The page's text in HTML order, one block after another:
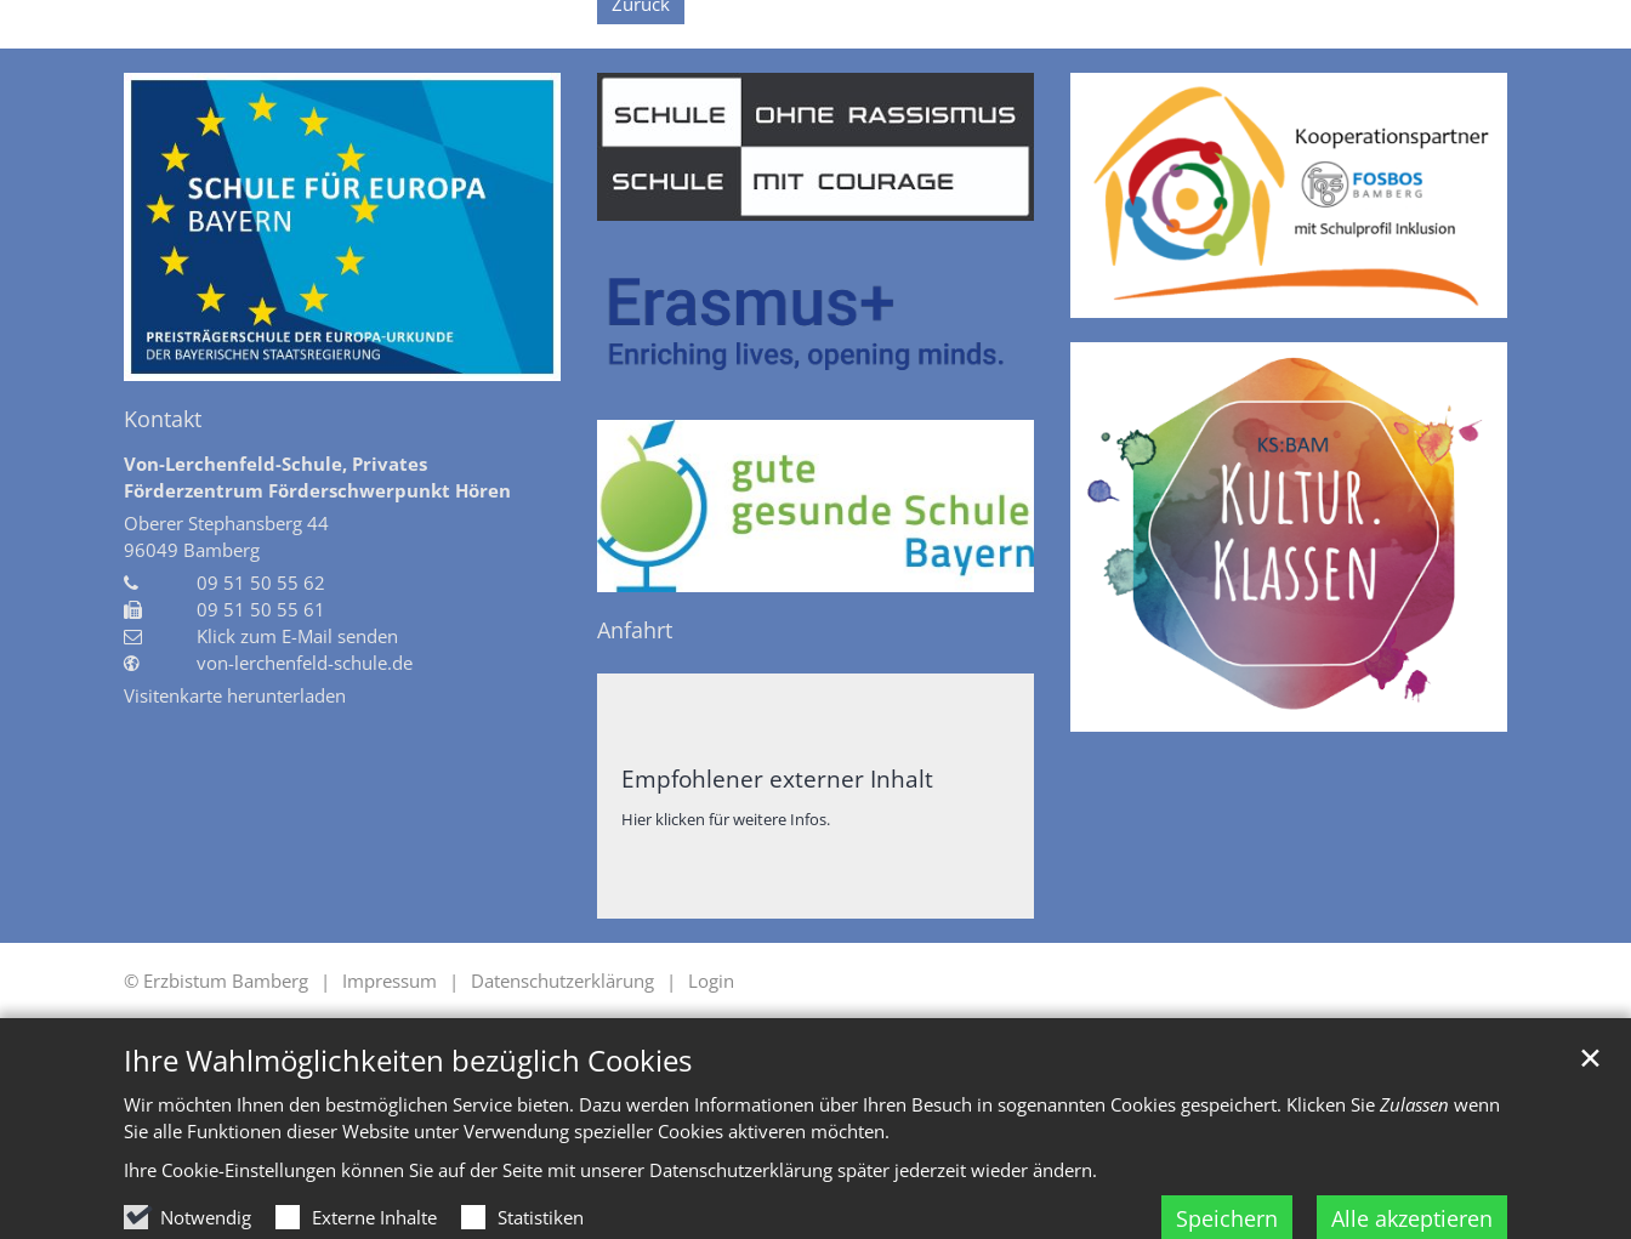
Ihre Wahlmöglichkeiten bezüglich Cookies
Wir möchten Ihnen den bestmöglichen Service bieten. Dazu werden Informationen über Ihren Besuch in sogenannten Cookies gespeichert. Klicken Sie Zulassen wenn
Sie alle Funktionen dieser Website unter Verwendung spezieller Cookies aktiveren möchten.
Ihre Cookie-Einstellungen können Sie auf der Seite mit unserer Datenschutzerklärung später jederzeit wieder ändern.
Notwendig
Externe Inhalte Statistiken Speichern Alle akzeptieren
✕
Kontakt
Von-Lerchenfeld-Schule, Privates
Förderzentrum Förderschwerpunkt Hören
Oberer Stephansberg 44
96049 Bamberg
09 51 50 55 62
09 51 50 55 61
Klick zum E-Mail senden
von-lerchenfeld-schule.de
Visitenkarte herunterladen
Anfahrt
Empfohlener externer Inhalt
Hier klicken für weitere Infos.
© Erzbistum Bamberg Impressum Datenschutzerklärung Login